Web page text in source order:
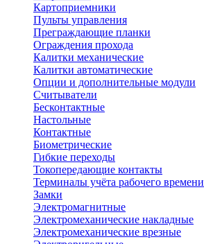
Картоприемники
Пульты управления
Преграждающие планки
Ограждения прохода
Калитки механические
Калитки автоматические
Опции и дополнительные модули
Считыватели
Бесконтактные
Настольные
Контактные
Биометрические
Гибкие переходы
Токопередающие контакты
Терминалы учёта рабочего времени
Замки
Электромагнитные
Электромеханические накладные
Электромеханические врезные